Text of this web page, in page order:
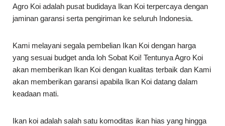
Agro Koi adalah pusat budidaya Ikan Koi terpercaya dengan
jaminan garansi serta pengiriman ke seluruh Indonesia.
Kami melayani segala pembelian Ikan Koi dengan harga
yang sesuai budget anda loh Sobat Koi! Tentunya Agro Koi
akan memberikan Ikan Koi dengan kualitas terbaik dan Kami
akan memberikan garansi apabila Ikan Koi datang dalam
keadaan mati.
Ikan koi adalah salah satu komoditas ikan hias yang hingga